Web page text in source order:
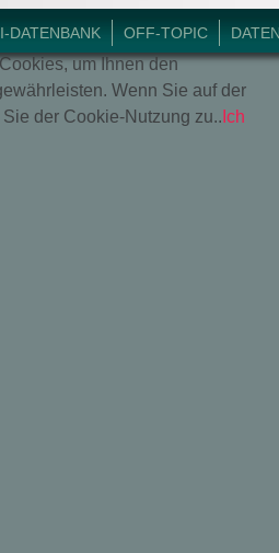
DATENBANK OFF-TOPIC
um Ihnen den
Wenn Sie auf der
der Cookie-Nutzung zu.. Ich